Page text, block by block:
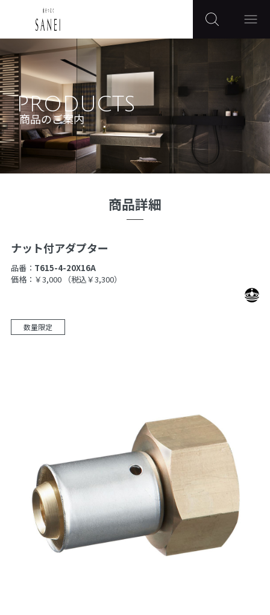
PRODUCTS
商品のご案内
商品詳細
ナット付アダプター
品番： T615-4-20X16A
価格：￥3,000
（税込￥3,300）
数量限定